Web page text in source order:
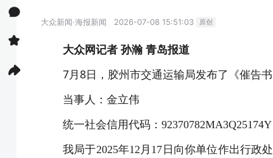
大众新闻·海报新闻 2026-07-08 15:51:03 原创
大众网记者 孙瀚 青岛报道
7月8日，胶州市交通运输局发布了 《催告
当事人：金立伟
统一社会信用代码：92370782MA3Q25174Y
我局于2025年12月17日向你单位作出行政